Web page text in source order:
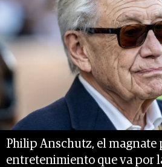
Philip Anschutz, el magnate
entretenimiento que va por